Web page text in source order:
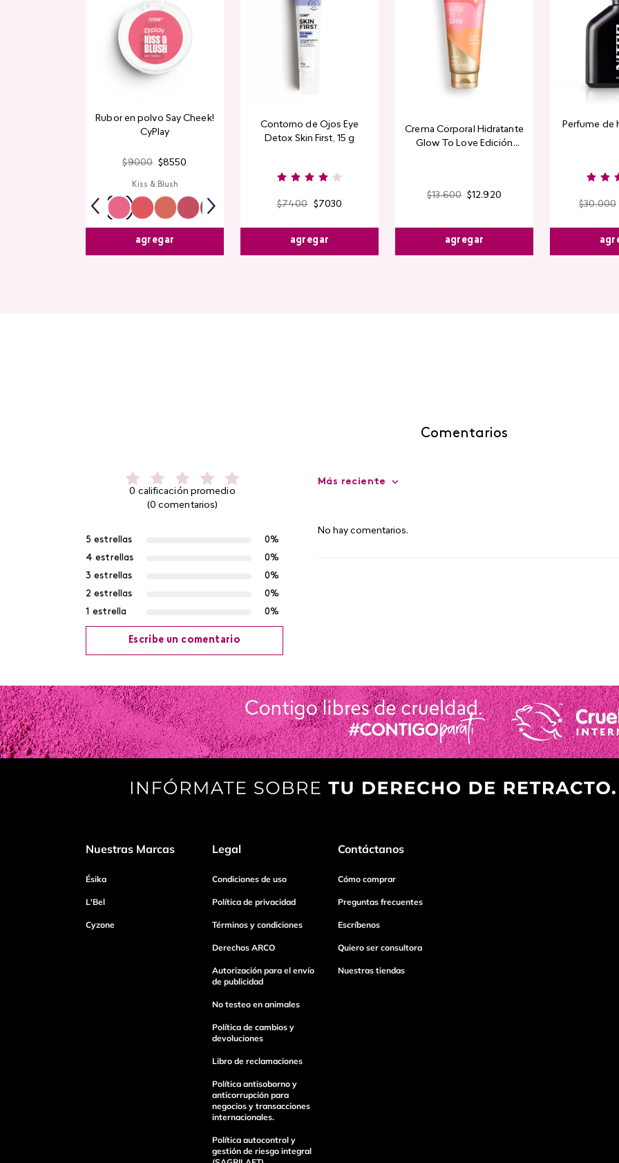
Rubor en polvo Say Cheek!
CyPlay
$9000 $8550
Kiss & Blush
agregar
Contorno de Ojos Eye
Detox Skin First, 15 g
$7400 $7030
agregar
Crema Corporal Hidratante
Glow To Love Edición
$13.600 $12.920
agregar
Perfume de
$30.000
Comentarios
0 calificación promedio
(0 comentarios)
5 estrellas
0%
4 estrellas
0%
3 estrellas
0%
2 estrellas
0%
1 estrella
0%
Escribe un comentario
Agregar comentario
Título
Más reciente
No hay comentarios.
Nuestras Marcas
Ésika
L'Bel
Cyzone
Legal
Condiciones de uso
Política de privacidad
Términos y condiciones
Derechos ARCO
Autorización para el envío
de publicidad
No testeo en animales
Política de cambios y
devoluciones
Libro de reclamaciones
Política antisoborno y
anticorrupción para
negocios y transacciones
internacionales.
Política autocontrol y
gestión de riesgo integral
Contáctanos
Cómo comprar
Preguntas frecuentes
Escríbenos
Quiero ser consultora
Nuestras tiendas